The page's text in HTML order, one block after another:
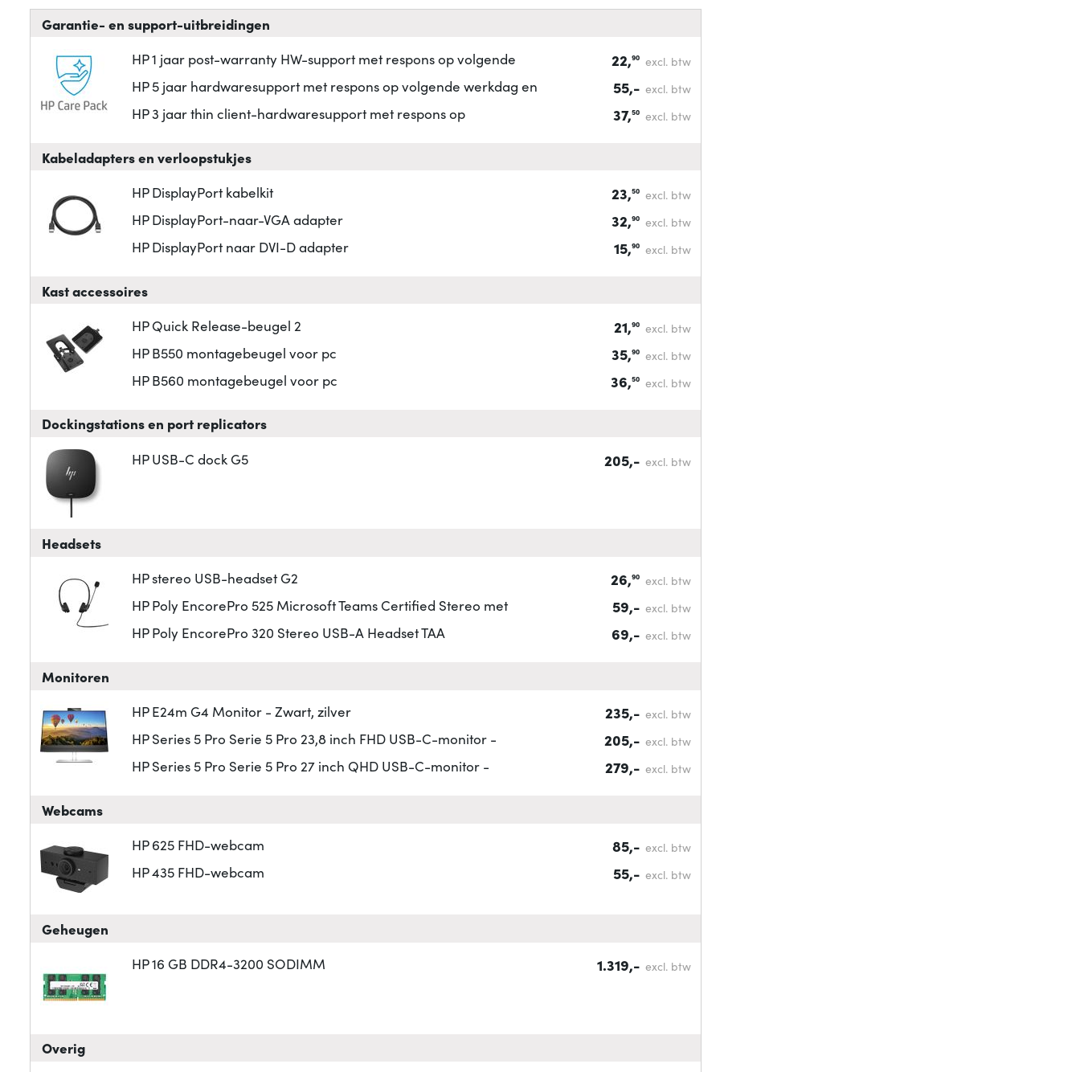
Garantie- en support-uitbreidingen
HP 1 jaar post-warranty HW-support met respons op volgende 22,90 excl. btw
HP 5 jaar hardwaresupport met respons op volgende werkdag en 55,- excl. btw
HP 3 jaar thin client-hardwaresupport met respons op 37,50 excl. btw
Kabeladapters en verloopstukjes
HP DisplayPort kabelkit 23,50 excl. btw
HP DisplayPort-naar-VGA adapter 32,90 excl. btw
HP DisplayPort naar DVI-D adapter 15,90 excl. btw
Kast accessoires
HP Quick Release-beugel 2 21,90 excl. btw
HP B550 montagebeugel voor pc 35,90 excl. btw
HP B560 montagebeugel voor pc 36,50 excl. btw
Dockingstations en port replicators
HP USB-C dock G5 205,- excl. btw
Headsets
HP stereo USB-headset G2 26,90 excl. btw
HP Poly EncorePro 525 Microsoft Teams Certified Stereo met 59,- excl. btw
HP Poly EncorePro 320 Stereo USB-A Headset TAA 69,- excl. btw
Monitoren
HP E24m G4 Monitor - Zwart, zilver 235,- excl. btw
HP Series 5 Pro Serie 5 Pro 23,8 inch FHD USB-C-monitor - 205,- excl. btw
HP Series 5 Pro Serie 5 Pro 27 inch QHD USB-C-monitor - 279,- excl. btw
Webcams
HP 625 FHD-webcam 85,- excl. btw
HP 435 FHD-webcam 55,- excl. btw
Geheugen
HP 16 GB DDR4-3200 SODIMM 1.319,- excl. btw
Overig